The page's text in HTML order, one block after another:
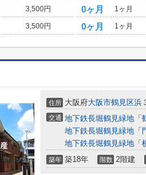
3,500円 0ヶ月 1ヶ月
3,500円 0ヶ月 1ヶ月
住所 大阪府大阪市鶴見区浜
交通 地下鉄長堀鶴見緑地 「
地下鉄長堀鶴見緑地 「
地下鉄長堀鶴見緑地 「
築年 築18年 階数 2階建